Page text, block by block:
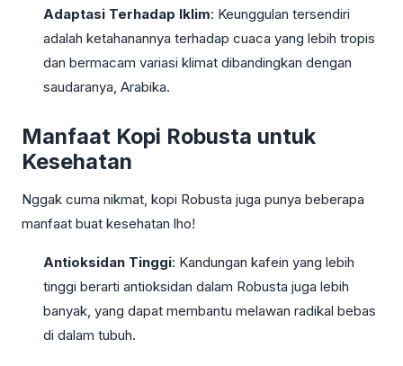
Adaptasi Terhadap Iklim: Keunggulan tersendiri
adalah ketahanannya terhadap cuaca yang lebih tropis
dan bermacam variasi klimat dibandingkan dengan
saudaranya, Arabika.
Manfaat Kopi Robusta untuk
Kesehatan
Nggak cuma nikmat, kopi Robusta juga punya beberapa
manfaat buat kesehatan lho!
Antioksidan Tinggi: Kandungan kafein yang lebih
tinggi berarti antioksidan dalam Robusta juga lebih
banyak, yang dapat membantu melawan radikal bebas
di dalam tubuh.